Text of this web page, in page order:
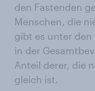
den Fastenden
Menschen, die
gibt es unter
in der
Anteil derer, die
gleich ist.